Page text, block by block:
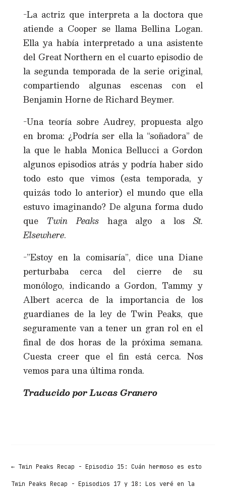
-La actriz que interpreta a la doctora que
atiende a Cooper se llama Bellina Logan.
Ella ya había interpretado a una asistente
del Great Northern en el cuarto episodio de
la segunda temporada de la serie original,
compartiendo algunas escenas con el
Benjamin Horne de Richard Beymer.
-Una teoría sobre Audrey, propuesta algo
en broma: ¿Podría ser ella la “soñadora” de
la que le habla Monica Bellucci a Gordon
algunos episodios atrás y podría haber sido
todo esto que vimos (esta temporada, y
quizás todo lo anterior) el mundo que ella
estuvo imaginando? De alguna forma dudo
que Twin Peakshaga algo a losSt.
Elsewhere.
-”Estoy en la comisaría”, dice una Diane
perturbaba cerca del cierre de su
monólogo, indicando a Gordon, Tammy y
Albert acerca de la importancia de los
guardianes de la ley de Twin Peaks, que
seguramente van a tener un gran rol en el
final de dos horas de la próxima semana.
Cuesta creer que el fin está cerca. Nos
vemos para una última ronda.
Traducido por Lucas Granero
← Twin Peaks Recap - Episodio 15: Cuán hermoso es esto
Twin Peaks Recap - Episodios 17 y 18: Los veré en la